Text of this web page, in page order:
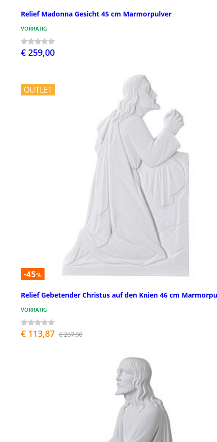
Relief Madonna Gesicht 45 cm Marmorpulver
VORRÄTIG
€ 259,00
OUTLET
-45%
Relief Gebetender Christus auf den Knien 46 cm
VORRÄTIG
€ 113,87 € 207,90